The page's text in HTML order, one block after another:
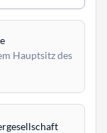
Hauptsitz des